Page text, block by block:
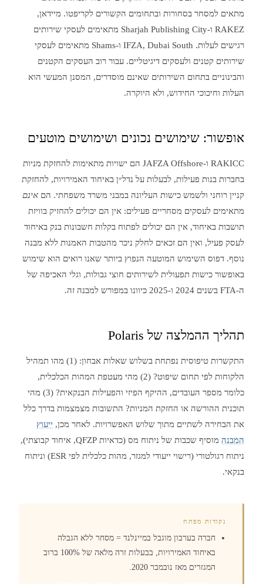
מתאים למסחר בסחורות ובתחומים הקשורים לקריפטו. מיידאן,
RAKEZ ו-Sharjah Publishing City מתאימים לעסקי שירותים
רגישים לעלות. IFZA, Dubai South ו-Shams מתאימים לעסקי
שירותים קטנים ולעסקים דיגיטליים. עבור רוב העסקים הקטנים
והבינוניים בתחום השירותים שאינם מוסדרים, המסנן המעשי הוא
העלות וחיכוכי החידוש, ולא היוקרה.
אופשור: שימושים נכונים ושימושים מוטעים
RAKICC ו-JAFZA Offshore הם ישויות מתאימות להחזקת מניות
בחברות בנות פעילות, לבעלות על נדל״ן באיחוד האמירויות, להחזקת
קניין רוחני ולשמש כישות העליונה במבני משרד משפחתי. הםאינם
מתאימים לעסקים מסחריים פעילים: אין הם יכולים להחזיק בוויזת
תושבות באיחוד, אין הם יכולים לפתוח בקלות חשבונות בנק באיחוד
לעסק פעיל, ואין הם זכאים לחלק ניכר מהטבות האמנות ללא מבנה
נוסף. דפוס השימוש המוטעה הנפוץ ביותר שאנו רואים הוא שימוש
באופשור כישות תפעולית לשירותים חוצי גבולות, וגלי האכיפה של
ה-FTA בשנים 2024 ו-2025 כיוונו במפורש למבנה זה.
תהליך ההמלצה של Polaris
התקשרות טיפוסית נפתחת בשלוש שאלות אבחון: (1) מהו תמהיל
הלקוחות לפי תחום שיפוט? (2) מהי מעטפת המהות הכלכלית,
כלומר מספר העובדים, ההיקף הפיזי והפעילות הבנקאית? (3) מהי
תוכנית ההורשה או החזקת המניות? התשובות מצמצמות בדרך כלל
את הבחירה לשתיים מתוך שלוש האפשרויות. לאחר מכן, ייעוץ
המבנה
מוסיף שכבות של ניתוח מס (כדאיות QFZP, איחוד קבוצתי),
ניתוח רגולטורי (רישוי ייעודי למגזר, מהות כלכלית לפי ESR) וניתוח
בנקאי.
נקודות מפתח
חברה בערבון מוגבל במיינלנד = מסחר ללא הגבלה
באיחוד האמירויות, בבעלות זרה מלאה של 100% ברוב
המגזרים מאז נובמבר 2020.